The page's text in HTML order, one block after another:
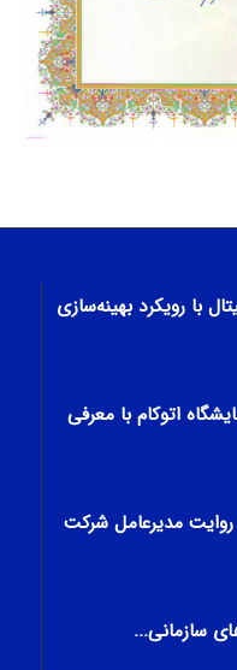
با رویکرد بهینه‌سازی
اتوکام با معرفی
روایت مدیرعامل شرکت
سازمانی...